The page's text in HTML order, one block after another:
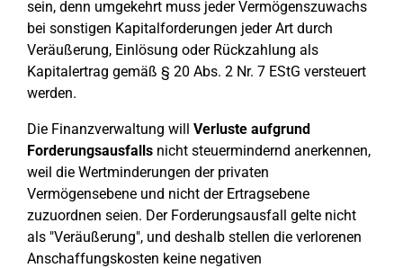
sein, denn umgekehrt muss jeder Vermögenszuwachs
bei sonstigen Kapitalforderungen jeder Art durch
Veräußerung, Einlösung oder Rückzahlung als
Kapitalertrag gemäß § 20 Abs. 2 Nr. 7 EStG versteuert
werden.
Die Finanzverwaltung will Verluste aufgrund
Forderungsausfalls nicht steuermindernd anerkennen,
weil die Wertminderungen der privaten
Vermögensebene und nicht der Ertragsebene
zuzuordnen seien. Der Forderungsausfall gelte nicht
als "Veräußerung", und deshalb stellen die verlorenen
Anschaffungskosten keine negativen